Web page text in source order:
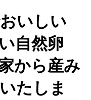
いしい
自然卵
から産み
たしま